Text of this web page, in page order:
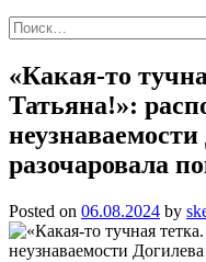
Найти:
«Какая-то
Татьяна!»:
разочаровала
Posted on 06.08.2024 by